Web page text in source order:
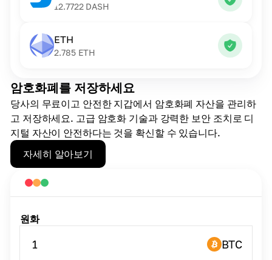
암호화폐를 저장하세요
당사의 무료이고 안전한 지갑에서 암호화폐 자산을 관리하
고 저장하세요. 고급 암호화 기술과 강력한 보안 조치로 디
지털 자산이 안전하다는 것을 확신할 수 있습니다.
자세히 알아보기
12.7722 DASH
ETH
2.785 ETH
원화
1 BTC